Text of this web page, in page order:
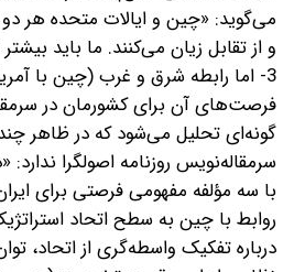
می‌گوید: «چین و ایالات متحده هر
و از تقابل زیان می‌کنند. ما باید
3- اما رابطه شرق و غرب (چین با
فرصت‌های آن برای کشورمان در
گونه‌ای تحلیل می‌شود که در ظاهر
سرمقاله‌نویس روزنامه اصولگرا ندارد:
با سه مؤلفه مفهومی فرصتی برای
روابط با چین به سطح اتحاد
درباره تفکیک واسطه‌گری از اتحاد،